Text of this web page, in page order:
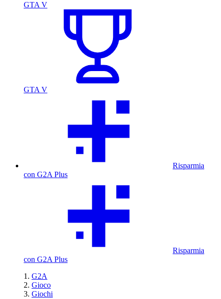
GTA V
GTA V
Risparmia
con G2A Plus
Risparmia
con G2A Plus
G2A
Gioco
Giochi